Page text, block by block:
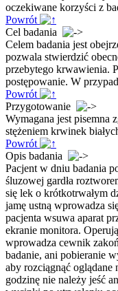
oczekiwane korzyści z
Powrót
Cel badania
Celem badania jest
pozwala stwierdzić
przebytego krwawienia.
postępowanie. W
Powrót
Przygotowanie
Wymagana jest pisemna
stężeniem krwinek
Powrót
Opis badania
Pacjent w dniu badania
śluzowej gardła
się lek o krótkotrwałym
jamę ustną wprowadza
pacjenta wsuwa aparat
ekranie monitora.
wprowadza cewnik
badanie, ani pobieranie
aby rozciągnąć
godzinę nie należy jeść